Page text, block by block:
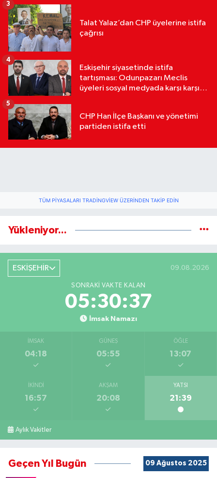
Talat Yalaz’dan CHP üyelerine istifa
çağrısı
3
Eskişehir siyasetinde istifa
tartışması: Odunpazarı Meclis
üyeleri sosyal medyada karşı karşıya
4
CHP Han İlçe Başkanı ve yönetimi
partiden istifa etti
5
TÜM PIYASALARI TRADINGVIEW ÜZERINDEN TAKIP EDIN
Yükleniyor...
ESKİŞEHİR 09.08.2026
SONRAKI VAKTE KALAN
05:30:37
İmsak Namazı
İMSAK
04:18
GÜNEŞ
05:55
ÖĞLE
13:07
İKINDI
16:57
AKŞAM
20:08
YATSI
21:39
Aylık Vakitler
Geçen Yıl Bugün 09 Ağustos 2025